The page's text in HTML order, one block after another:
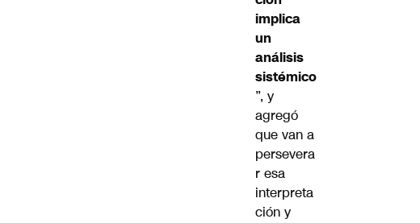
implica
un
análisis
sistémico
”, y
agregó
que van a
persevera
r esa
interpreta
ción y